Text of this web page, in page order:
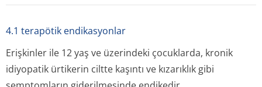
4.1 terapötik endikasyonlar
Erişkinler ile 12 yaş ve üzerindeki çocuklarda, kronik
idiyopatik ürtikerin ciltte kaşıntı ve kızarıklık gibi